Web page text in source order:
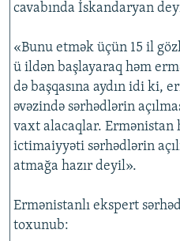
cavabında İskandaryan
«Bunu etmək üçün 15 il
ü ildən başlayaraq həm
də başqasına aydın idi ki,
əvəzində sərhədlərin
vaxt alacaqlar. Ermənistan
ictimaiyyəti sərhədlərin
atmağa hazır deyil».
Ermənistanlı ekspert
toxunub: